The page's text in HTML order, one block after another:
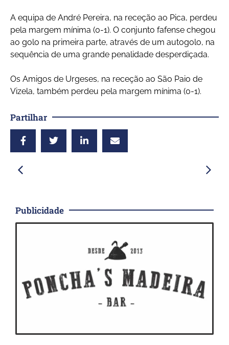
A equipa de André Pereira, na receção ao Pica, perdeu
pela margem mínima (0-1). O conjunto fafense chegou
ao golo na primeira parte, através de um autogolo, na
sequência de uma grande penalidade desperdiçada.
Os Amigos de Urgeses, na receção ao São Paio de
Vizela, também perdeu pela margem mínima (0-1).
Partilhar
Publicidade